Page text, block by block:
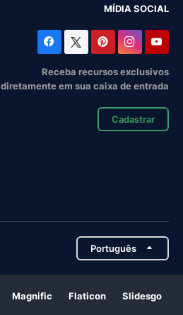
MÍDIA SOCIAL
Receba recursos exclusivos
diretamente em sua caixa de entrada
Cadastrar
Português
Magnific Flaticon Slidesgo